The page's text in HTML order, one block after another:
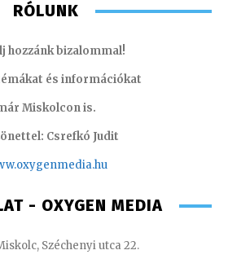
RÓLUNK
hozzánk bizalommal!
és információkat
Miskolcon is.
Csrefkó Judit
nmedia.hu
- OXYGEN MEDIA
Széchenyi utca 22.